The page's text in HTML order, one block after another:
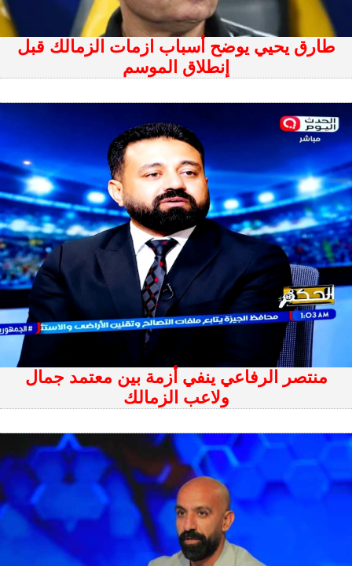
طارق يحيي يوضح أسباب ازمات الزمالك قبل
إنطلاق الموسم
منتصر الرفاعي ينفي أزمة بين معتمد جمال
ولاعب الزمالك